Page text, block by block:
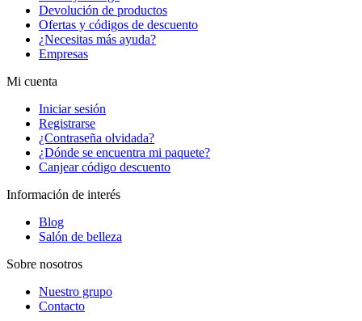
Devolución de productos
Ofertas y códigos de descuento
¿Necesitas más ayuda?
Empresas
Mi cuenta
Iniciar sesión
Registrarse
¿Contraseña olvidada?
¿Dónde se encuentra mi paquete?
Canjear código descuento
Información de interés
Blog
Salón de belleza
Sobre nosotros
Nuestro grupo
Contacto